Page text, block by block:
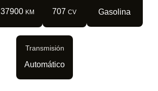
37900 KM 707 CV Gasolina
Transmisión
Automático